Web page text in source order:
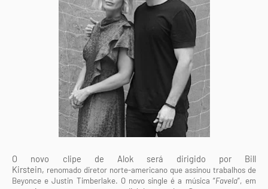
O novo clipe de Alok será dirigido por Bill
Kirstein, renomado diretor norte-americano que assinou trabalhos de
Beyonce e Justin Timberlake. O novo single é a música “Favela”, em